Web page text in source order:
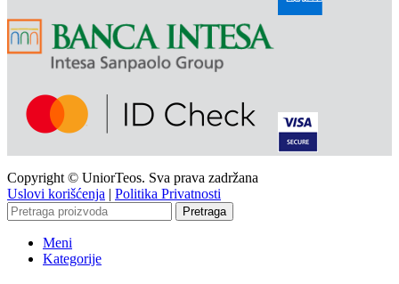
Copyright © UniorTeos. Sva prava zadržana
Uslovi korišćenja | Politika Privatnosti
Pretraga
Meni
Kategorije